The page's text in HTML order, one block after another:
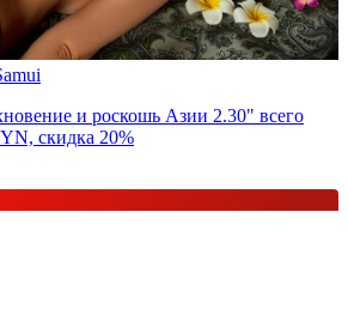
и роскошь Азии 2.30" всего
скидка 20%